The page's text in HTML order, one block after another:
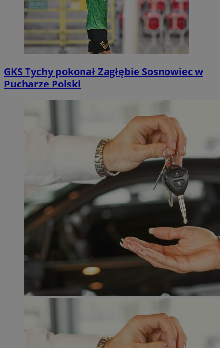
GKS Tychy pokonał Zagłębie Sosnowiec w
Pucharze Polski